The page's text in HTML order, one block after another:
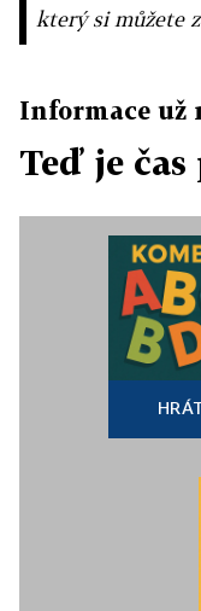
který si můžete
Informace už
Teď je